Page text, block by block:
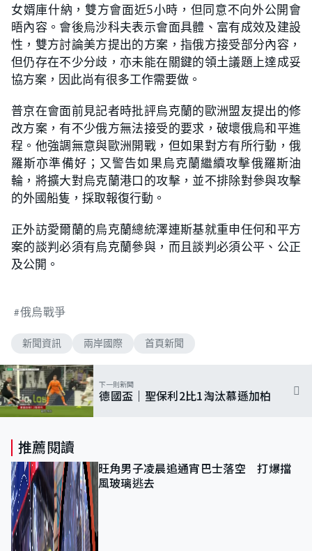
女婿庫什納，雙方會面近5小時，但同意不向外公開會
晤內容。會後烏沙科夫表示會面具體、富有成效及建設
性，雙方討論美方提出的方案，指俄方接受部分內容，
但仍存在不少分歧，亦未能在關鍵的領土議題上達成妥
協方案，因此尚有很多工作需要做。
普京在會面前見記者時批評烏克蘭的歐洲盟友提出的修
改方案，有不少俄方無法接受的要求，破壞俄烏和平進
程。他強調無意與歐洲開戰，但如果對方有所行動，俄
羅斯亦準備好；又警告如果烏克蘭繼續攻擊俄羅斯油
輪，將擴大對烏克蘭港口的攻擊，並不排除對參與攻擊
的外國船隻，採取報復行動。
正外訪愛爾蘭的烏克蘭總統澤連斯基就重申任何和平方
案的談判必須有烏克蘭參與，而且談判必須公平、公正
及公開。
俄烏戰爭
新聞資訊 兩岸國際 首頁新聞
下一則新聞
德國盃｜聖保利2比1淘汰慕遜加柏
推薦閱讀
旺角男子凌晨追通宵巴士落空 打爆擋
風玻璃逃去